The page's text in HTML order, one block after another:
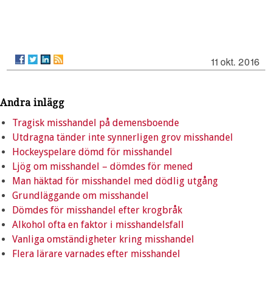
11 okt. 2016
Andra inlägg
Tragisk misshandel på demensboende
Utdragna tänder inte synnerligen grov misshandel
Hockeyspelare dömd för misshandel
Ljög om misshandel – dömdes för mened
Man häktad för misshandel med dödlig utgång
Grundläggande om misshandel
Dömdes för misshandel efter krogbråk
Alkohol ofta en faktor i misshandelsfall
Vanliga omständigheter kring misshandel
Flera lärare varnades efter misshandel